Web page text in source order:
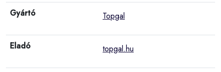
Gyártó Topgal
Eladó topgal.hu